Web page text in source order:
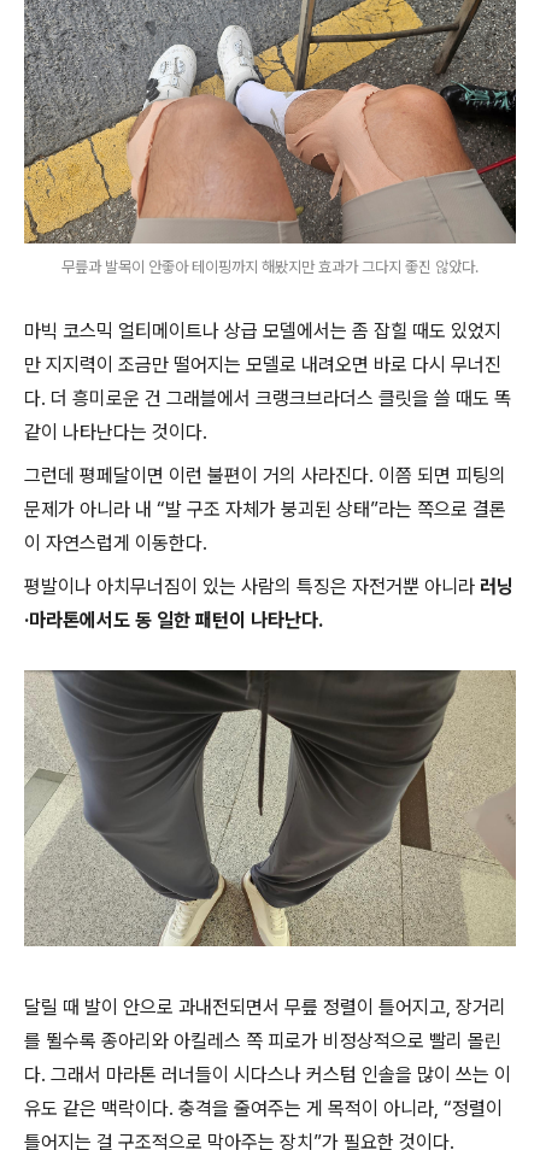
무릎과 발목이 안좋아 테이핑까지 해봤지만 효과가 그다지 좋진 않았다.
마빅 코스믹 얼티메이트나 상급 모델에서는 좀 잡힐 때도 있었지
만 지지력이 조금만 떨어지는 모델로 내려오면 바로 다시 무너진
다. 더 흥미로운 건 그래블에서 크랭크브라더스 클릿을 쓸 때도 똑
같이 나타난다는 것이다.
그런데 평페달이면 이런 불편이 거의 사라진다. 이쯤 되면 피팅의
문제가 아니라 내 “발 구조 자체가 붕괴된 상태”라는 쪽으로 결론
이 자연스럽게 이동한다.
평발이나 아치무너짐이 있는 사람의 특징은 자전거뿐 아니라 러닝
·마라톤에서도 동 일한 패턴이 나타난다.
달릴 때 발이 안으로 과내전되면서 무릎 정렬이 틀어지고, 장거리
를 뛸수록 종아리와 아킬레스 쪽 피로가 비정상적으로 빨리 몰린
다. 그래서 마라톤 러너들이 시다스나 커스텀 인솔을 많이 쓰는 이
유도 같은 맥락이다. 충격을 줄여주는 게 목적이 아니라, “정렬이
틀어지는 걸 구조적으로 막아주는 장치”가 필요한 것이다.